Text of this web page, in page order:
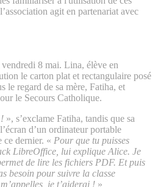
agit en partenariat avec
8 mai. Lina, élève en
le carton plat et rectangulaire posé
le regard de sa mère, Fatiha, et
le Secours Catholique.
», s’exclame Fatiha, tandis que sa
d’un ordinateur portable
ce dernier. « Pour que tu puisses
LibreOffice, lui explique Alice. Je
de lire les fichiers PDF. Et puis
besoin pour suivre la classe
je t’aiderai ! »